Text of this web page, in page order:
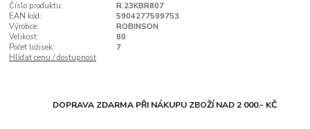
Číslo produktu:
R.23KBR807
EAN kód:
5904277599753
Výrobce:
ROBINSON
Velikost:
80
Počet ložisek:
7
Hlídat cenu / dostupnost
DOPRAVA ZDARMA PŘI NÁKUPU ZBOŽÍ NAD 2 000.- KČ